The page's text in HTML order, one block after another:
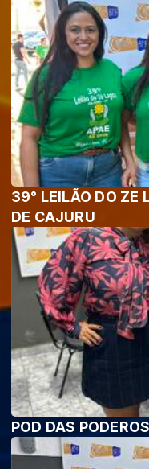
39° LEILÃO DO ZE
DE CAJURU
POD DAS